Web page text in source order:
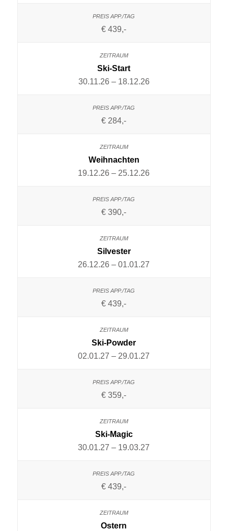
€ 439,-
Ski-Start
30.11.26 – 18.12.26
€ 284,-
Weihnachten
19.12.26 – 25.12.26
€ 390,-
Silvester
26.12.26 – 01.01.27
€ 439,-
Ski-Powder
02.01.27 – 29.01.27
€ 359,-
Ski-Magic
30.01.27 – 19.03.27
€ 439,-
Ostern